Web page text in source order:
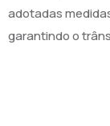
adotadas
garantindo o